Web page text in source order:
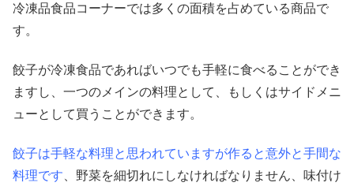
冷凍品食品コーナーでは多くの面積を占めている商品で
す。
餃子が冷凍食品であればいつでも手軽に食べることができ
ますし、一つのメインの料理として、もしくはサイドメニ
ューとして買うことができます。
餃子は手軽な料理と思われていますが作ると意外と手間な
料理です 、野菜を細切れにしなければなりません、味付け